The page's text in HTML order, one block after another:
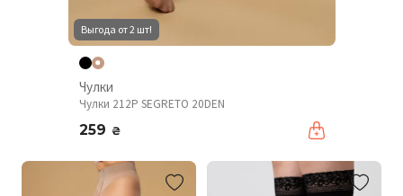
Выгода от 2 шт!
Чулки
Чулки 212P SEGRETO 20DEN
259 ₴